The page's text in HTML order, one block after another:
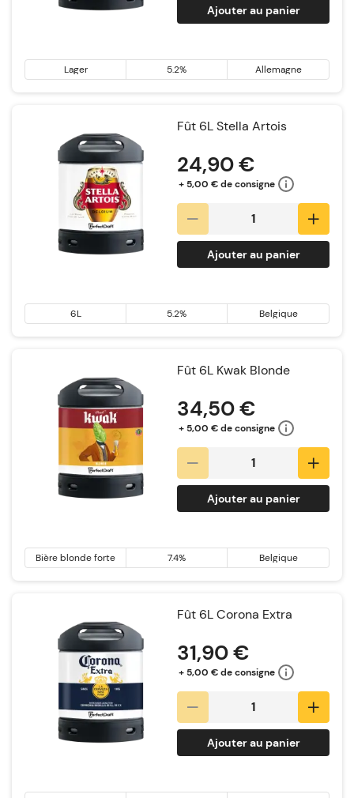
Ajouter au panier
Lager 5.2% Allemagne
Fût 6L Stella Artois
24,90 €
+ 5,00 € de consigne
Ajouter au panier
6L 5.2% Belgique
Fût 6L Kwak Blonde
34,50 €
+ 5,00 € de consigne
Ajouter au panier
Bière blonde forte 7.4% Belgique
Fût 6L Corona Extra
31,90 €
+ 5,00 € de consigne
Ajouter au panier